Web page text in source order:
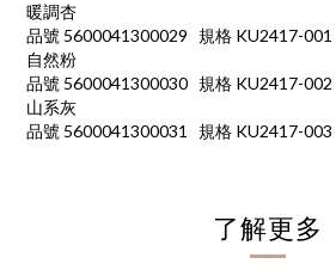
暖調杏
品號 5600041300029 規格 KU2417-001
自然粉
品號 5600041300030 規格 KU2417-002
山系灰
品號 5600041300031
規格 KU2417-003
了解更多